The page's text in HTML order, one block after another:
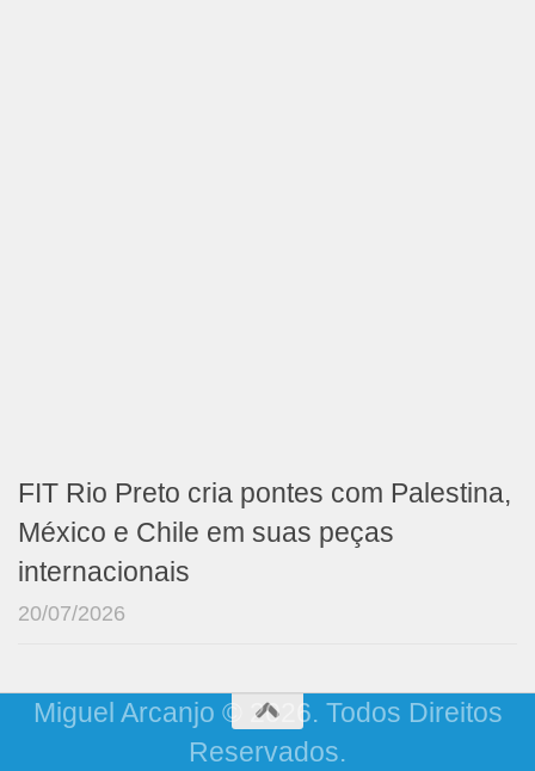
FIT Rio Preto cria pontes com Palestina,
México e Chile em suas peças
internacionais
20/07/2026
Miguel Arcanjo © 2026. Todos Direitos
Reservados.